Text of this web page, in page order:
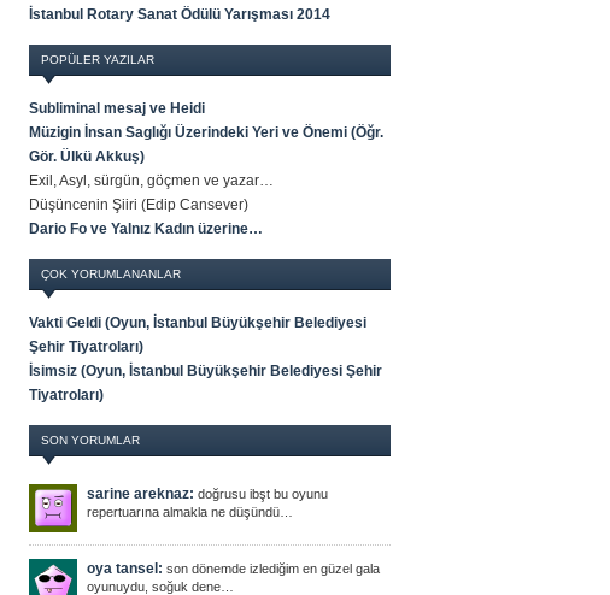
İstanbul Rotary Sanat Ödülü Yarışması 2014
POPÜLER YAZILAR
Subliminal mesaj ve Heidi
Müzigin İnsan Saglığı Üzerindeki Yeri ve Önemi (Öğr.
Gör. Ülkü Akkuş)
Exil, Asyl, sürgün, göçmen ve yazar…
Düşüncenin Şiiri (Edip Cansever)
Dario Fo ve Yalnız Kadın üzerine…
ÇOK YORUMLANANLAR
Vakti Geldi (Oyun, İstanbul Büyükşehir Belediyesi
Şehir Tiyatroları)
İsimsiz (Oyun, İstanbul Büyükşehir Belediyesi Şehir
Tiyatroları)
SON YORUMLAR
sarine areknaz: doğrusu ibşt bu oyunu
repertuarına almakla ne düşündü…
oya tansel: son dönemde izlediğim en güzel gala
oyunuydu, soğuk dene…